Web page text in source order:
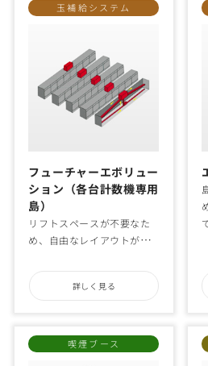
玉補給システム
フューチャーエボリュー
ション（各台計数機専用
島）
リフトスペースが不要なた
め、自由なレイアウトが可
詳しく見る
喫煙ブース